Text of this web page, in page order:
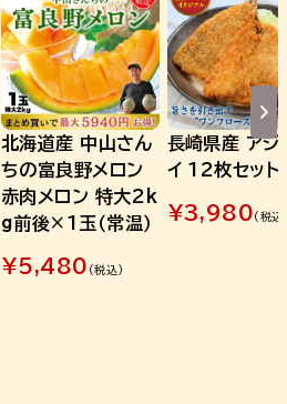
北海道産 中山さん
ちの富良野メロン
赤肉メロン 特大2k
g前後×1玉（常温）
¥5,480 (税込)
長崎県産 アジ
イ 12枚セット
¥3,980 (税込